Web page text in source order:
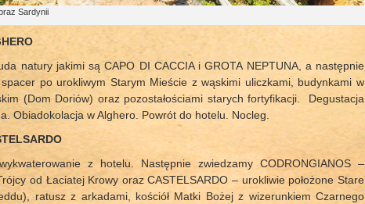
Sardynii
natury jakimi są CAPO DI CACCIA i GROTA NEPTUNA, a następnie
po urokliwym Starym Mieście z wąskimi uliczkami, budynkami w
(Dom Doriów) oraz pozostałościami starych fortyfikacji. Degustacja
Obiadokolacja w Alghero. Powrót do hotelu. Nocleg.
z hotelu. Następnie zwiedzamy CODRONGIANOS –
od Łaciatej Krowy oraz CASTELSARDO – urokliwie położone Stare
ratusz z arkadami, kościół Matki Bożej z wizerunkiem Czarnego